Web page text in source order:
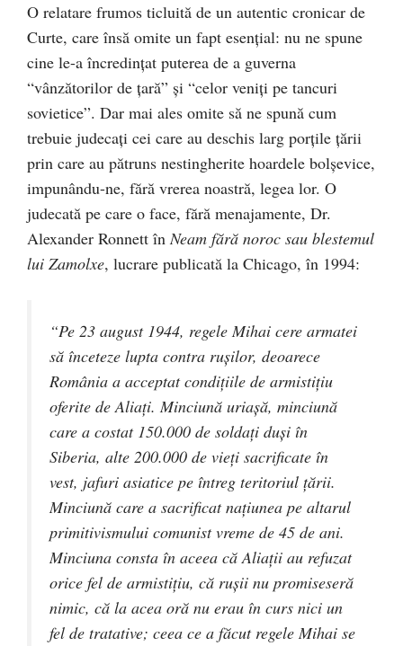
O relatare frumos ticluită de un autentic cronicar de
Curte, care însă omite un fapt esenţial: nu ne spune
cine le-a încredinţat puterea de a guverna
“vânzătorilor de ţară” şi “celor veniţi pe tancuri
sovietice”. Dar mai ales omite să ne spună cum
trebuie judecaţi cei care au deschis larg porţile ţării
prin care au pătruns nestingherite hoardele bolşevice,
impunându-ne, fără vrerea noastră, legea lor. O
judecată pe care o face, fără menajamente, Dr.
Alexander Ronnett înNeam fără noroc sau blestemul
lui Zamolxe, lucrare publicată la Chicago, în 1994:
“Pe 23 august 1944, regele Mihai cere armatei
să înceteze lupta contra ruşilor, deoarece
România a acceptat condiţiile de armistiţiu
oferite de Aliaţi. Minciună uriaşă, minciună
care a costat 150.000 de soldaţi duşi în
Siberia, alte 200.000 de vieţi sacrificate în
vest, jafuri asiatice pe întreg teritoriul ţării.
Minciună care a sacrificat naţiunea pe altarul
primitivismului comunist vreme de 45 de ani.
Minciuna consta în aceea că Aliaţii au refuzat
orice fel de armistiţiu, că ruşii nu promiseseră
nimic, că la acea oră nu erau în curs nici un
fel de tratative; ceea ce a făcut regele Mihai se